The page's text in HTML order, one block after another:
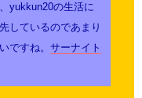
yukkun20の生活に
しているのであまり
ですね。 サーナイト